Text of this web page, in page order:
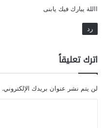
ل
االلة يبارك فيك يابنى
رد
اترك تعليقاً
لن يتم نشر عنوان بريدك الإلكتروني.